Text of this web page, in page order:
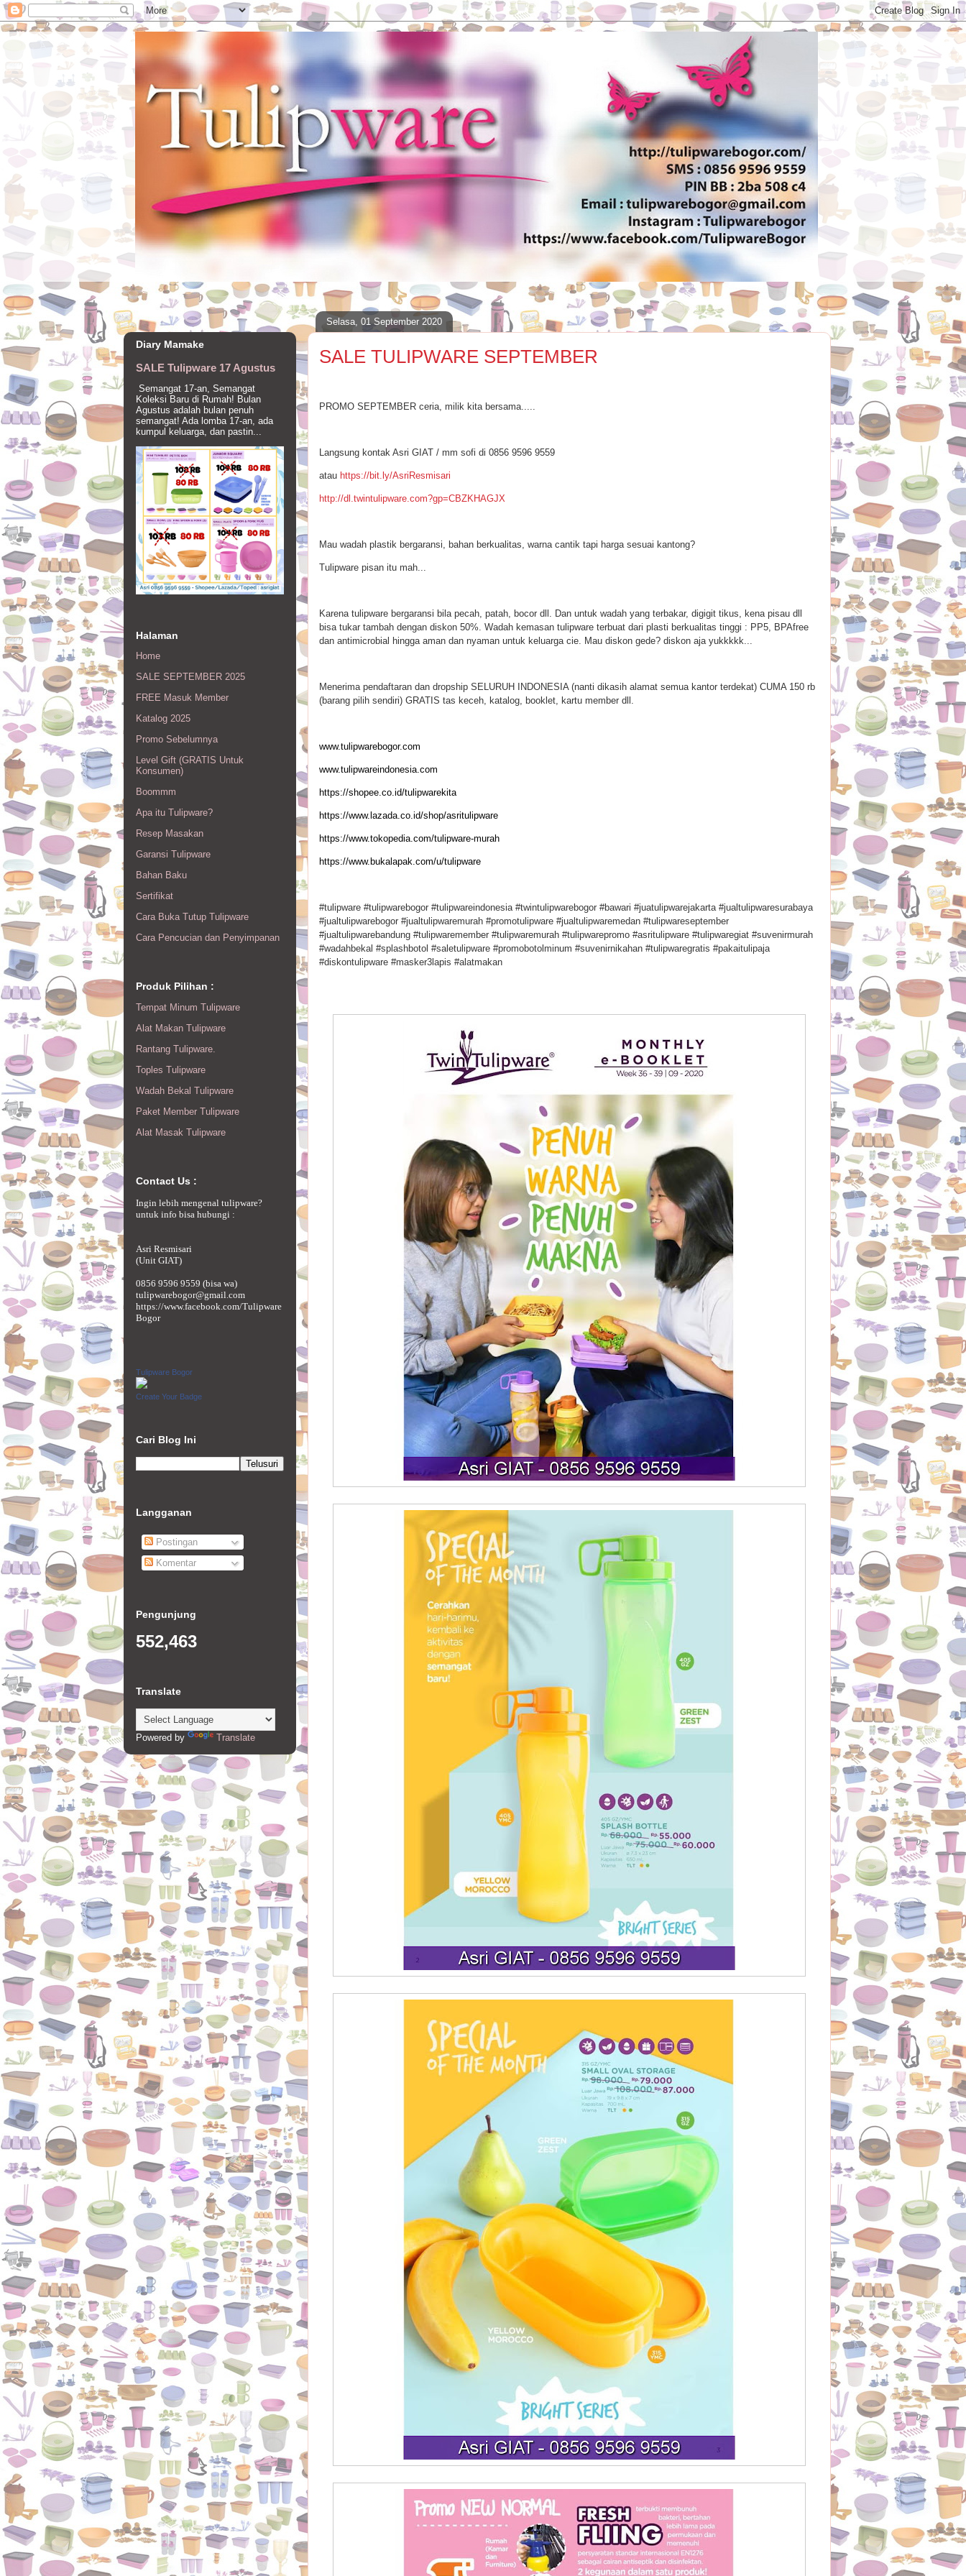
Selasa, 01 September 2020
SALE TULIPWARE SEPTEMBER
PROMO SEPTEMBER ceria, milik kita bersama.....
Langsung kontak Asri GIAT / mm sofi di 0856 9596 9559
atau https://bit.ly/AsriResmisari
http://dl.twintulipware.com?gp=CBZKHAGJX
Mau wadah plastik bergaransi, bahan berkualitas, warna cantik tapi harga sesuai kantong?
Tulipware pisan itu mah...
Karena tulipware bergaransi bila pecah, patah, bocor dll. Dan untuk wadah yang terbakar, digigit tikus, kena pisau dll
bisa tukar tambah dengan diskon 50%. Wadah kemasan tulipware terbuat dari plasti berkualitas tinggi : PP5, BPAfree
dan antimicrobial hingga aman dan nyaman untuk keluarga cie. Mau diskon gede? diskon aja yukkkkk...
Menerima pendaftaran dan dropship SELURUH INDONESIA (nanti dikasih alamat semua kantor terdekat) CUMA 150 rb
(barang pilih sendiri) GRATIS tas keceh, katalog, booklet, kartu member dll.
www.tulipwarebogor.com
www.tulipwareindonesia.com
https://shopee.co.id/tulipwarekita
https://www.lazada.co.id/shop/asritulipware
https://www.tokopedia.com/tulipware-murah
https://www.bukalapak.com/u/tulipware
#tulipware #tulipwarebogor #tulipwareindonesia #twintulipwarebogor #bawari #juatulipwarejakarta #jualtulipwaresurabaya
#jualtulipwarebogor #jualtulipwaremurah #promotulipware #jualtulipwaremedan #tulipwareseptember
#jualtulipwarebandung #tulipwaremember #tulipwaremurah #tulipwarepromo #asritulipware #tulipwaregiat #suvenirmurah
#wadahbekal #splashbotol #saletulipware #promobotolminum #suvenirnikahan #tulipwaregratis #pakaitulipaja
#diskontulipware #masker3lapis #alatmakan
Diary Mamake
SALE Tulipware 17 Agustus
Semangat 17-an, Semangat
Koleksi Baru di Rumah! Bulan
Agustus adalah bulan penuh
semangat! Ada lomba 17-an, ada
kumpul keluarga, dan pastin...
Halaman
Home
SALE SEPTEMBER 2025
FREE Masuk Member
Katalog 2025
Promo Sebelumnya
Level Gift (GRATIS Untuk
Konsumen)
Boommm
Apa itu Tulipware?
Resep Masakan
Garansi Tulipware
Bahan Baku
Sertifikat
Cara Buka Tutup Tulipware
Cara Pencucian dan Penyimpanan
Produk Pilihan :
Tempat Minum Tulipware
Alat Makan Tulipware
Rantang Tulipware.
Toples Tulipware
Wadah Bekal Tulipware
Paket Member Tulipware
Alat Masak Tulipware
Contact Us :
Ingin lebih mengenal tulipware?
untuk info bisa hubungi :
Asri Resmisari
(Unit GIAT)
0856 9596 9559 (bisa wa)
tulipwarebogor@gmail.com
https://www.facebook.com/Tulipware
Bogor
Tulipware Bogor
Create Your Badge
Cari Blog Ini
Langganan
Postingan
Komentar
Pengunjung
552,463
Translate
Powered by Translate